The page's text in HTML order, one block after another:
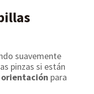
suavemente
pinzas si están
orientación para